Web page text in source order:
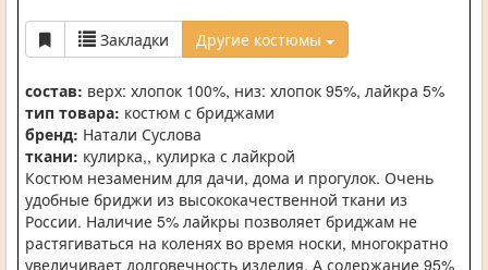
Закладки Другие костюмы
состав: верх: хлопок 100%, низ: хлопок 95%, лайкра 5%
тип товара: костюм с бриджами
бренд: Натали Суслова
ткани: кулирка,, кулирка с лайкрой
Костюм незаменим для дачи, дома и прогулок. Очень
удобные бриджи из высококачественной ткани из
России. Наличие 5% лайкры позволяет бриджам не
растягиваться на коленях во время носки, многократно
увеличивает долговечность изделия. А содержание 95%